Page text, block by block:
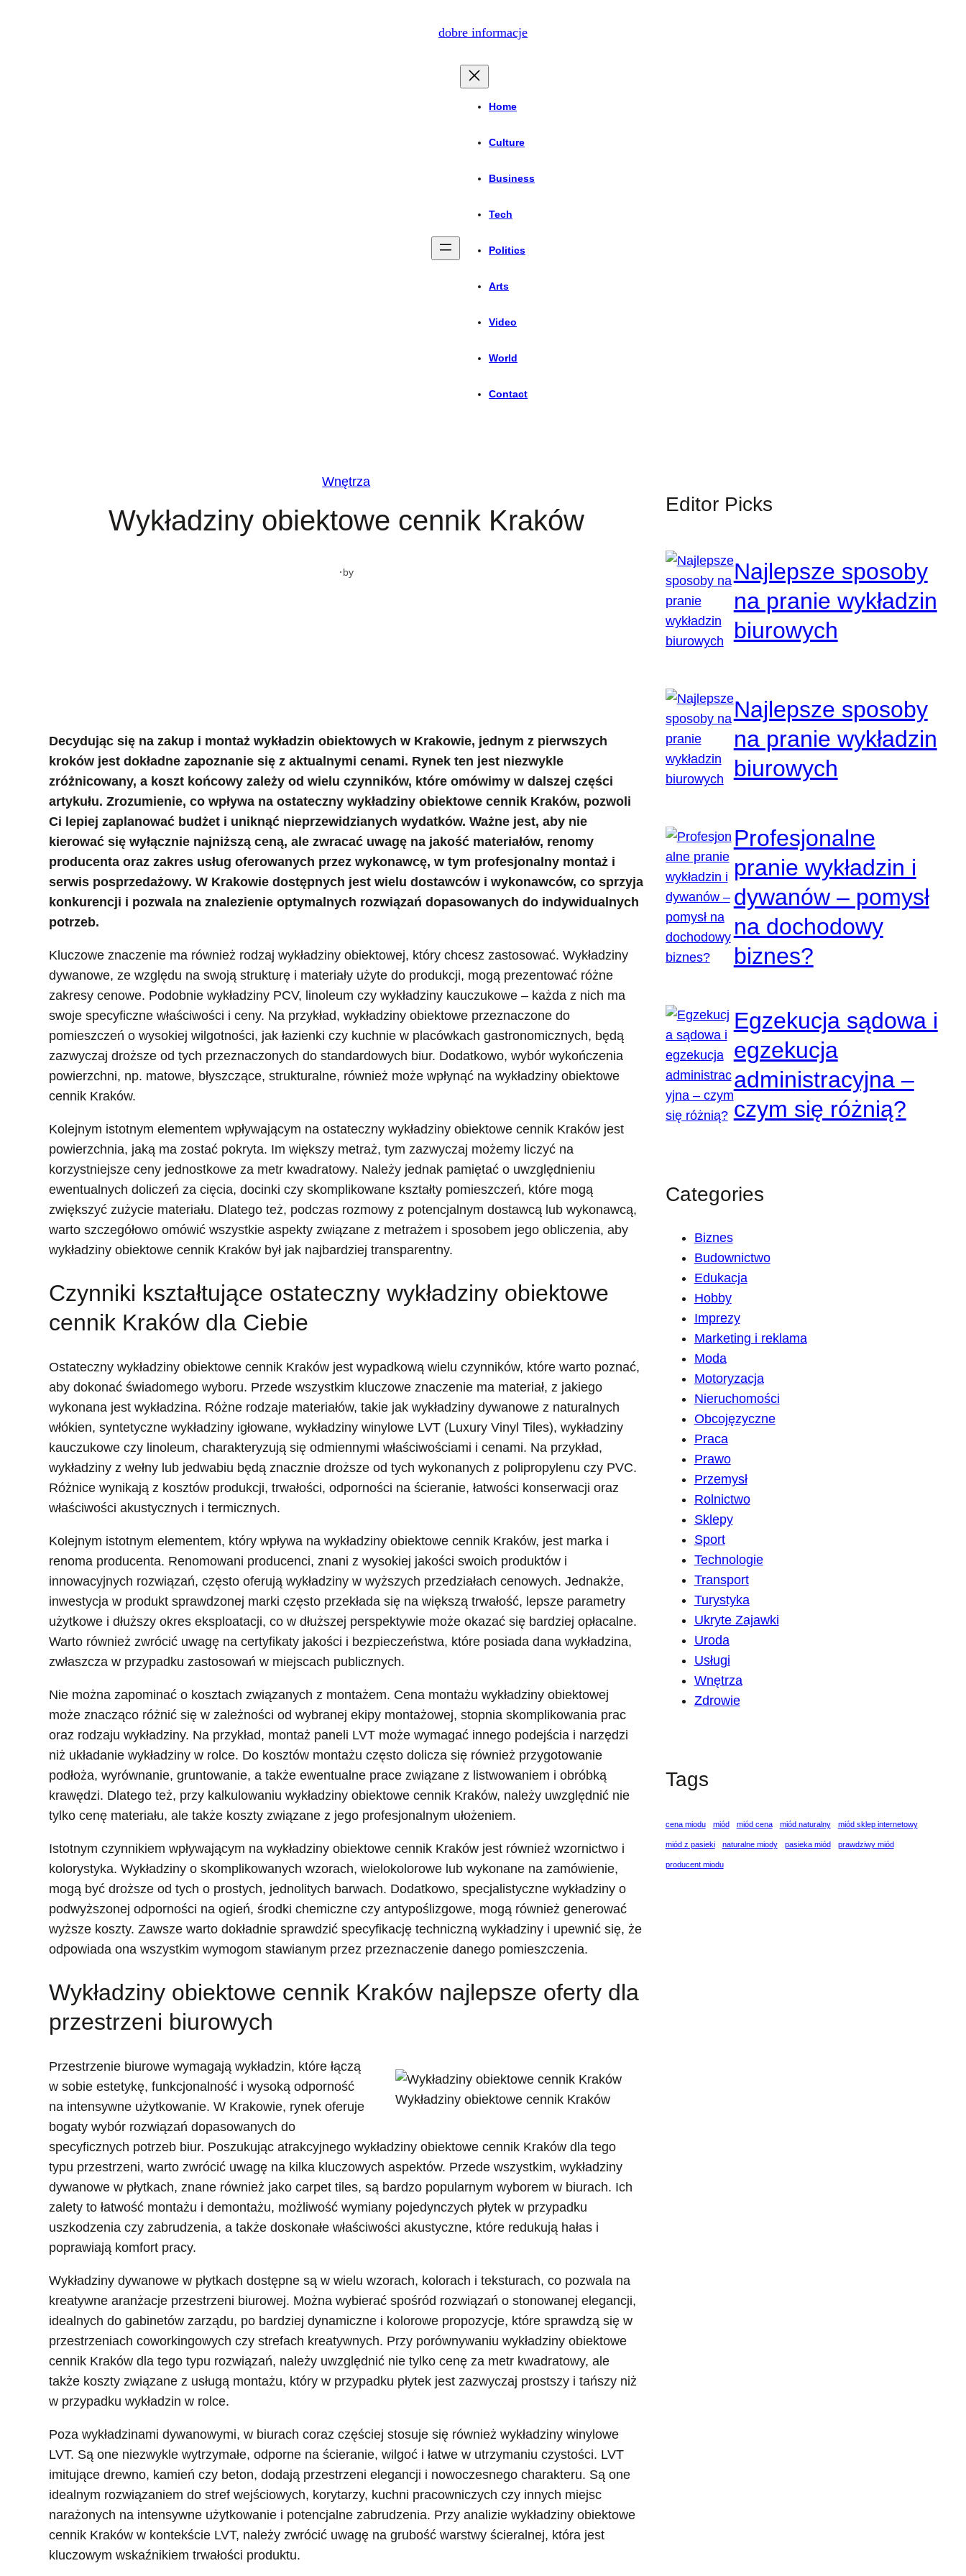
dobre informacje
Home
Culture
Business
Tech
Politics
Arts
Video
World
Contact
Wnętrza
Wykładziny obiektowe cennik Kraków
·by
Decydując się na zakup i montaż wykładzin obiektowych w Krakowie, jednym z pierwszych
kroków jest dokładne zapoznanie się z aktualnymi cenami. Rynek ten jest niezwykle
zróżnicowany, a koszt końcowy zależy od wielu czynników, które omówimy w dalszej części
artykułu. Zrozumienie, co wpływa na ostateczny wykładziny obiektowe cennik Kraków, pozwoli
Ci lepiej zaplanować budżet i uniknąć nieprzewidzianych wydatków. Ważne jest, aby nie
kierować się wyłącznie najniższą ceną, ale zwracać uwagę na jakość materiałów, renomy
producenta oraz zakres usług oferowanych przez wykonawcę, w tym profesjonalny montaż i
serwis posprzedażowy. W Krakowie dostępnych jest wielu dostawców i wykonawców, co sprzyja
konkurencji i pozwala na znalezienie optymalnych rozwiązań dopasowanych do indywidualnych
potrzeb.
Kluczowe znaczenie ma również rodzaj wykładziny obiektowej, który chcesz zastosować. Wykładziny
dywanowe, ze względu na swoją strukturę i materiały użyte do produkcji, mogą prezentować różne
zakresy cenowe. Podobnie wykładziny PCV, linoleum czy wykładziny kauczukowe – każda z nich ma
swoje specyficzne właściwości i ceny. Na przykład, wykładziny obiektowe przeznaczone do
pomieszczeń o wysokiej wilgotności, jak łazienki czy kuchnie w placówkach gastronomicznych, będą
zazwyczaj droższe od tych przeznaczonych do standardowych biur. Dodatkowo, wybór wykończenia
powierzchni, np. matowe, błyszczące, strukturalne, również może wpłynąć na wykładziny obiektowe
cennik Kraków.
Kolejnym istotnym elementem wpływającym na ostateczny wykładziny obiektowe cennik Kraków jest
powierzchnia, jaką ma zostać pokryta. Im większy metraż, tym zazwyczaj możemy liczyć na
korzystniejsze ceny jednostkowe za metr kwadratowy. Należy jednak pamiętać o uwzględnieniu
ewentualnych doliczeń za cięcia, docinki czy skomplikowane kształty pomieszczeń, które mogą
zwiększyć zużycie materiału. Dlatego też, podczas rozmowy z potencjalnym dostawcą lub wykonawcą,
warto szczegółowo omówić wszystkie aspekty związane z metrażem i sposobem jego obliczenia, aby
wykładziny obiektowe cennik Kraków był jak najbardziej transparentny.
Czynniki kształtujące ostateczny wykładziny obiektowe
cennik Kraków dla Ciebie
Ostateczny wykładziny obiektowe cennik Kraków jest wypadkową wielu czynników, które warto poznać,
aby dokonać świadomego wyboru. Przede wszystkim kluczowe znaczenie ma materiał, z jakiego
wykonana jest wykładzina. Różne rodzaje materiałów, takie jak wykładziny dywanowe z naturalnych
włókien, syntetyczne wykładziny igłowane, wykładziny winylowe LVT (Luxury Vinyl Tiles), wykładziny
kauczukowe czy linoleum, charakteryzują się odmiennymi właściwościami i cenami. Na przykład,
wykładziny z wełny lub jedwabiu będą znacznie droższe od tych wykonanych z polipropylenu czy PVC.
Różnice wynikają z kosztów produkcji, trwałości, odporności na ścieranie, łatwości konserwacji oraz
właściwości akustycznych i termicznych.
Kolejnym istotnym elementem, który wpływa na wykładziny obiektowe cennik Kraków, jest marka i
renoma producenta. Renomowani producenci, znani z wysokiej jakości swoich produktów i
innowacyjnych rozwiązań, często oferują wykładziny w wyższych przedziałach cenowych. Jednakże,
inwestycja w produkt sprawdzonej marki często przekłada się na większą trwałość, lepsze parametry
użytkowe i dłuższy okres eksploatacji, co w dłuższej perspektywie może okazać się bardziej opłacalne.
Warto również zwrócić uwagę na certyfikaty jakości i bezpieczeństwa, które posiada dana wykładzina,
zwłaszcza w przypadku zastosowań w miejscach publicznych.
Nie można zapominać o kosztach związanych z montażem. Cena montażu wykładziny obiektowej
może znacząco różnić się w zależności od wybranej ekipy montażowej, stopnia skomplikowania prac
oraz rodzaju wykładziny. Na przykład, montaż paneli LVT może wymagać innego podejścia i narzędzi
niż układanie wykładziny w rolce. Do kosztów montażu często dolicza się również przygotowanie
podłoża, wyrównanie, gruntowanie, a także ewentualne prace związane z listwowaniem i obróbką
krawędzi. Dlatego też, przy kalkulowaniu wykładziny obiektowe cennik Kraków, należy uwzględnić nie
tylko cenę materiału, ale także koszty związane z jego profesjonalnym ułożeniem.
Istotnym czynnikiem wpływającym na wykładziny obiektowe cennik Kraków jest również wzornictwo i
kolorystyka. Wykładziny o skomplikowanych wzorach, wielokolorowe lub wykonane na zamówienie,
mogą być droższe od tych o prostych, jednolitych barwach. Dodatkowo, specjalistyczne wykładziny o
podwyższonej odporności na ogień, środki chemiczne czy antypoślizgowe, mogą również generować
wyższe koszty. Zawsze warto dokładnie sprawdzić specyfikację techniczną wykładziny i upewnić się, że
odpowiada ona wszystkim wymogom stawianym przez przeznaczenie danego pomieszczenia.
Wykładziny obiektowe cennik Kraków najlepsze oferty dla
przestrzeni biurowych
Wykładziny obiektowe cennik Kraków
Przestrzenie biurowe wymagają wykładzin, które łączą
w sobie estetykę, funkcjonalność i wysoką odporność
na intensywne użytkowanie. W Krakowie, rynek oferuje
bogaty wybór rozwiązań dopasowanych do
specyficznych potrzeb biur. Poszukując atrakcyjnego wykładziny obiektowe cennik Kraków dla tego
typu przestrzeni, warto zwrócić uwagę na kilka kluczowych aspektów. Przede wszystkim, wykładziny
dywanowe w płytkach, znane również jako carpet tiles, są bardzo popularnym wyborem w biurach. Ich
zalety to łatwość montażu i demontażu, możliwość wymiany pojedynczych płytek w przypadku
uszkodzenia czy zabrudzenia, a także doskonałe właściwości akustyczne, które redukują hałas i
poprawiają komfort pracy.
Wykładziny dywanowe w płytkach dostępne są w wielu wzorach, kolorach i teksturach, co pozwala na
kreatywne aranżacje przestrzeni biurowej. Można wybierać spośród rozwiązań o stonowanej elegancji,
idealnych do gabinetów zarządu, po bardziej dynamiczne i kolorowe propozycje, które sprawdzą się w
przestrzeniach coworkingowych czy strefach kreatywnych. Przy porównywaniu wykładziny obiektowe
cennik Kraków dla tego typu rozwiązań, należy uwzględnić nie tylko cenę za metr kwadratowy, ale
także koszty związane z usługą montażu, który w przypadku płytek jest zazwyczaj prostszy i tańszy niż
w przypadku wykładzin w rolce.
Poza wykładzinami dywanowymi, w biurach coraz częściej stosuje się również wykładziny winylowe
LVT. Są one niezwykle wytrzymałe, odporne na ścieranie, wilgoć i łatwe w utrzymaniu czystości. LVT
imitujące drewno, kamień czy beton, dodają przestrzeni elegancji i nowoczesnego charakteru. Są one
idealnym rozwiązaniem do stref wejściowych, korytarzy, kuchni pracowniczych czy innych miejsc
narażonych na intensywne użytkowanie i potencjalne zabrudzenia. Przy analizie wykładziny obiektowe
cennik Kraków w kontekście LVT, należy zwrócić uwagę na grubość warstwy ścieralnej, która jest
kluczowym wskaźnikiem trwałości produktu.
Editor Picks
Najlepsze sposoby
na pranie wykładzin
biurowych
Najlepsze sposoby
na pranie wykładzin
biurowych
Profesjonalne
pranie wykładzin i
dywanów – pomysł
na dochodowy
biznes?
Egzekucja sądowa i
egzekucja
administracyjna –
czym się różnią?
Categories
Biznes
Budownictwo
Edukacja
Hobby
Imprezy
Marketing i reklama
Moda
Motoryzacja
Nieruchomości
Obcojęzyczne
Praca
Prawo
Przemysł
Rolnictwo
Sklepy
Sport
Technologie
Transport
Turystyka
Ukryte Zajawki
Uroda
Usługi
Wnętrza
Zdrowie
Tags
cena miodu miód miód cena miód naturalny miód sklep internetowy
miód z pasieki naturalne miody pasieka miód prawdziwy miód
producent miodu